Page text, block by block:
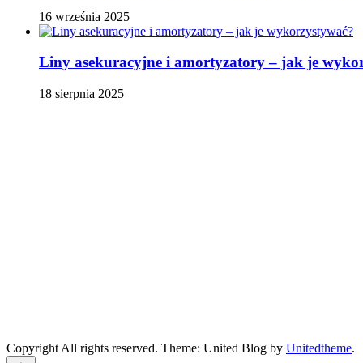
16 września 2025
Liny asekuracyjne i amortyzatory – jak je
18 sierpnia 2025
Copyright All rights reserved. Theme: United Blog by Unitedtheme.